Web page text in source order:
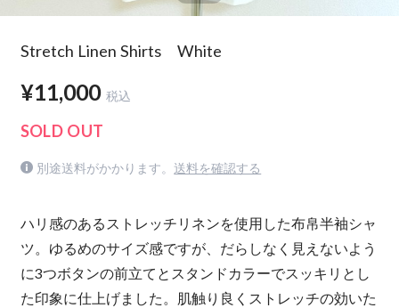
Stretch Linen Shirts White
¥11,000 税込
SOLD OUT
別途送料がかかります。 送料を確認する
ハリ感のあるストレッチリネンを使用した布帛半袖シャ
ツ。ゆるめのサイズ感ですが、だらしなく見えないよう
に3つボタンの前立てとスタンドカラーでスッキリとし
た印象に仕上げました。肌触り良くストレッチの効いた